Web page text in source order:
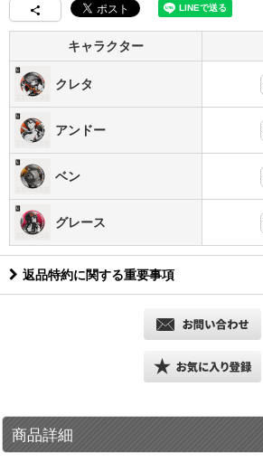
キャラクター
クレタ
アンドー
ベン
グレース
返品特約に関する重要事項
商品詳細